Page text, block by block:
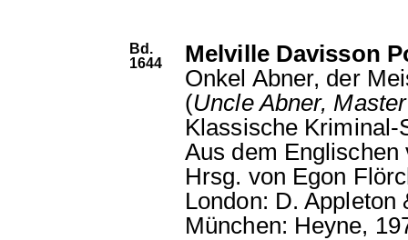
Bd.
1644
Melville Davisson
Onkel Abner, der
(Uncle Abner,
Klassische Kriminal-
Aus dem Englischen
Hrsg. von Egon
London: D. Appleton
München: Heyne,